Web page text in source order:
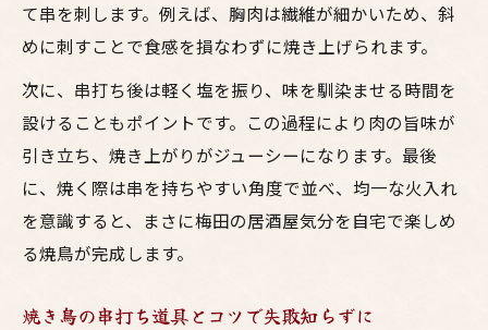
て串を刺します。例えば、胸肉は繊維が細かいため、斜
めに刺すことで食感を損なわずに焼き上げられます。
次に、串打ち後は軽く塩を振り、味を馴染ませる時間を
設けることもポイントです。この過程により肉の旨味が
引き立ち、焼き上がりがジューシーになります。最後
に、焼く際は串を持ちやすい角度で並べ、均一な火入れ
を意識すると、まさに梅田の居酒屋気分を自宅で楽しめ
る焼鳥が完成します。
焼き鳥の串打ち道具とコツで失敗知らずに